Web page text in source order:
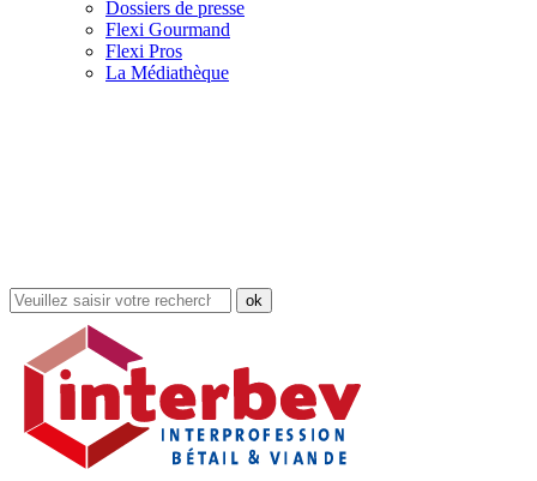
Dossiers de presse
Flexi Gourmand
Flexi Pros
La Médiathèque
Rechercher
dans
site